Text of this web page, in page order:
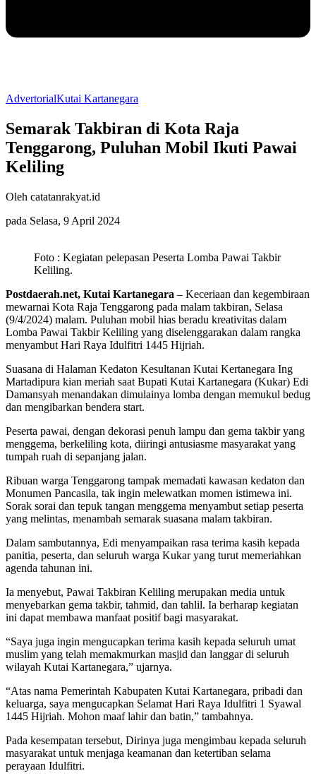
AdvertorialKutai Kartanegara
Semarak Takbiran di Kota Raja
Tenggarong, Puluhan Mobil Ikuti Pawai
Keliling
Oleh catatanrakyat.id
pada Selasa, 9 April 2024
Foto : Kegiatan pelepasan Peserta Lomba Pawai Takbir
Keliling.
Postdaerah.net, Kutai Kartanegara – Keceriaan dan kegembiraan
mewarnai Kota Raja Tenggarong pada malam takbiran, Selasa
(9/4/2024) malam. Puluhan mobil hias beradu kreativitas dalam
Lomba Pawai Takbir Keliling yang diselenggarakan dalam rangka
menyambut Hari Raya Idulfitri 1445 Hijriah.
Suasana di Halaman Kedaton Kesultanan Kutai Kertanegara Ing
Martadipura kian meriah saat Bupati Kutai Kartanegara (Kukar) Edi
Damansyah menandakan dimulainya lomba dengan memukul bedug
dan mengibarkan bendera start.
Peserta pawai, dengan dekorasi penuh lampu dan gema takbir yang
menggema, berkeliling kota, diiringi antusiasme masyarakat yang
tumpah ruah di sepanjang jalan.
Ribuan warga Tenggarong tampak memadati kawasan kedaton dan
Monumen Pancasila, tak ingin melewatkan momen istimewa ini.
Sorak sorai dan tepuk tangan menggema menyambut setiap peserta
yang melintas, menambah semarak suasana malam takbiran.
Dalam sambutannya, Edi menyampaikan rasa terima kasih kepada
panitia, peserta, dan seluruh warga Kukar yang turut memeriahkan
agenda tahunan ini.
Ia menyebut, Pawai Takbiran Keliling merupakan media untuk
menyebarkan gema takbir, tahmid, dan tahlil. Ia berharap kegiatan
ini dapat membawa manfaat positif bagi masyarakat.
“Saya juga ingin mengucapkan terima kasih kepada seluruh umat
muslim yang telah memakmurkan masjid dan langgar di seluruh
wilayah Kutai Kartanegara,” ujarnya.
“Atas nama Pemerintah Kabupaten Kutai Kartanegara, pribadi dan
keluarga, saya mengucapkan Selamat Hari Raya Idulfitri 1 Syawal
1445 Hijriah. Mohon maaf lahir dan batin,” tambahnya.
Pada kesempatan tersebut, Dirinya juga mengimbau kepada seluruh
masyarakat untuk menjaga keamanan dan ketertiban selama
perayaan Idulfitri.